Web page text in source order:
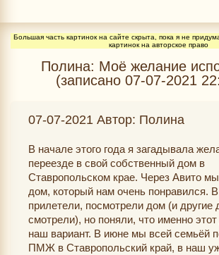
Большая часть картинок на сайте скрыта, пока я не
картинок на авторское право
Полина: Моё желание
(записано 07-07-2021
07-07-2021 Автор: Полина
В начале этого года я загадывала
переезде в свой собственный дом в
Ставропольском крае. Через Авито
дом, который нам очень понравился.
прилетели, посмотрели дом (и другие
смотрели), но поняли, что именно
наш вариант. В июне мы всей семьёй
ПМЖ в Ставропольский край, в наш